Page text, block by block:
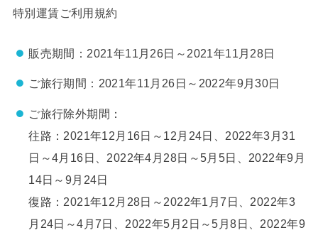
特別運賃ご利用規約
販売期間：2021年11月26日～2021年11月28日
ご旅行期間：2021年11月26日～2022年9月30日
ご旅行除外期間：
往路：2021年12月16日～12月24日、2022年3月31
日～4月16日、2022年4月28日～5月5日、2022年9月
14日～9月24日
復路：2021年12月28日～2022年1月7日、2022年3
月24日～4月7日、2022年5月2日～5月8日、2022年9